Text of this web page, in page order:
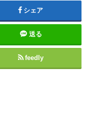
シェア
送る
feedly